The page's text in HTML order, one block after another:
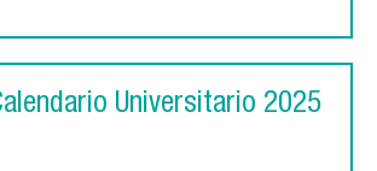
Universitario 2025